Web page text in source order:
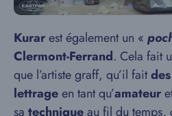
Kurarest également un «
Clermont-Ferrand. Cela fait
que l’artiste graff, qu’il fait
lettrageen tant qu’amateur
sa techniqueau fil du temps,